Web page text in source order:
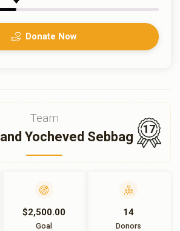
Donate Now
Team
Yocheved Sebbag
17
$2,500.00
Goal
14
Donors